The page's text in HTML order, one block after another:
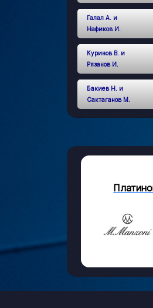
Галал А. и
Нафиков И.
Куринов В. и
Рязанов И.
Бакиев Н. и
Сактаганов М.